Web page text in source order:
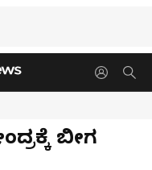
ಬೀಗ